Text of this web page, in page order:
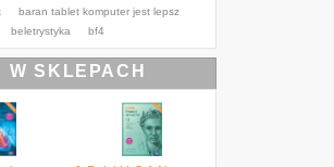
baran tablet komputer jest lepsz
beletrystyka bf4
W SKLEPACH